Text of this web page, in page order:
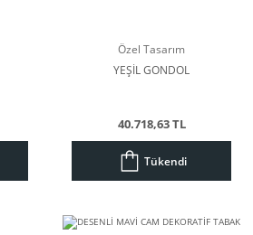
Özel Tasarım
YEŞİL GONDOL
40.718,63 TL
Tükendi